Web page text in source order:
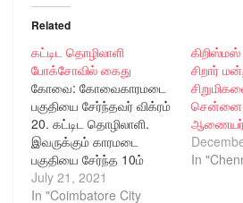
Related
கட்டிட தொழிலாளி
போக்சோவில் கைது
கோவை: கோவைகாரமடை
பகுதியை சேர்ந்தவர் விக்ரம்
20. கட்டிட தொழிலாளி.
இவருக்கும் காரமடை
பகுதியை சேர்ந்த 10ம்
வகுப்பு படிக்கும் 15
வயதான மாணவிக்கும் நட்பு
July 21, 2021
In "Coimbatore City
சிறார்
சென்னை
In